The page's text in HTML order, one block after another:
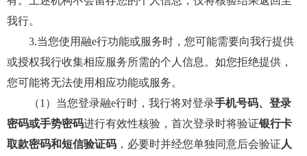
我行。
3.当您使用融e行功能或服务时，您可能需要向我行提供
或授权我行收集相应服务所需的个人信息。如您拒绝提供，
您可能将无法使用相应功能或服务。
（1）当您登录融e行时，我行将对登录手机号码、登录
密码或手势密码进行有效性核验，首次登录时将验证银行卡
取款密码和短信验证码 ，必要时并经您单独同意后会验证 人